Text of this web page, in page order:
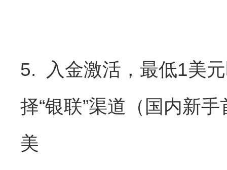
5. 入金激活，最低1美
择“银联”渠道（国内新
美